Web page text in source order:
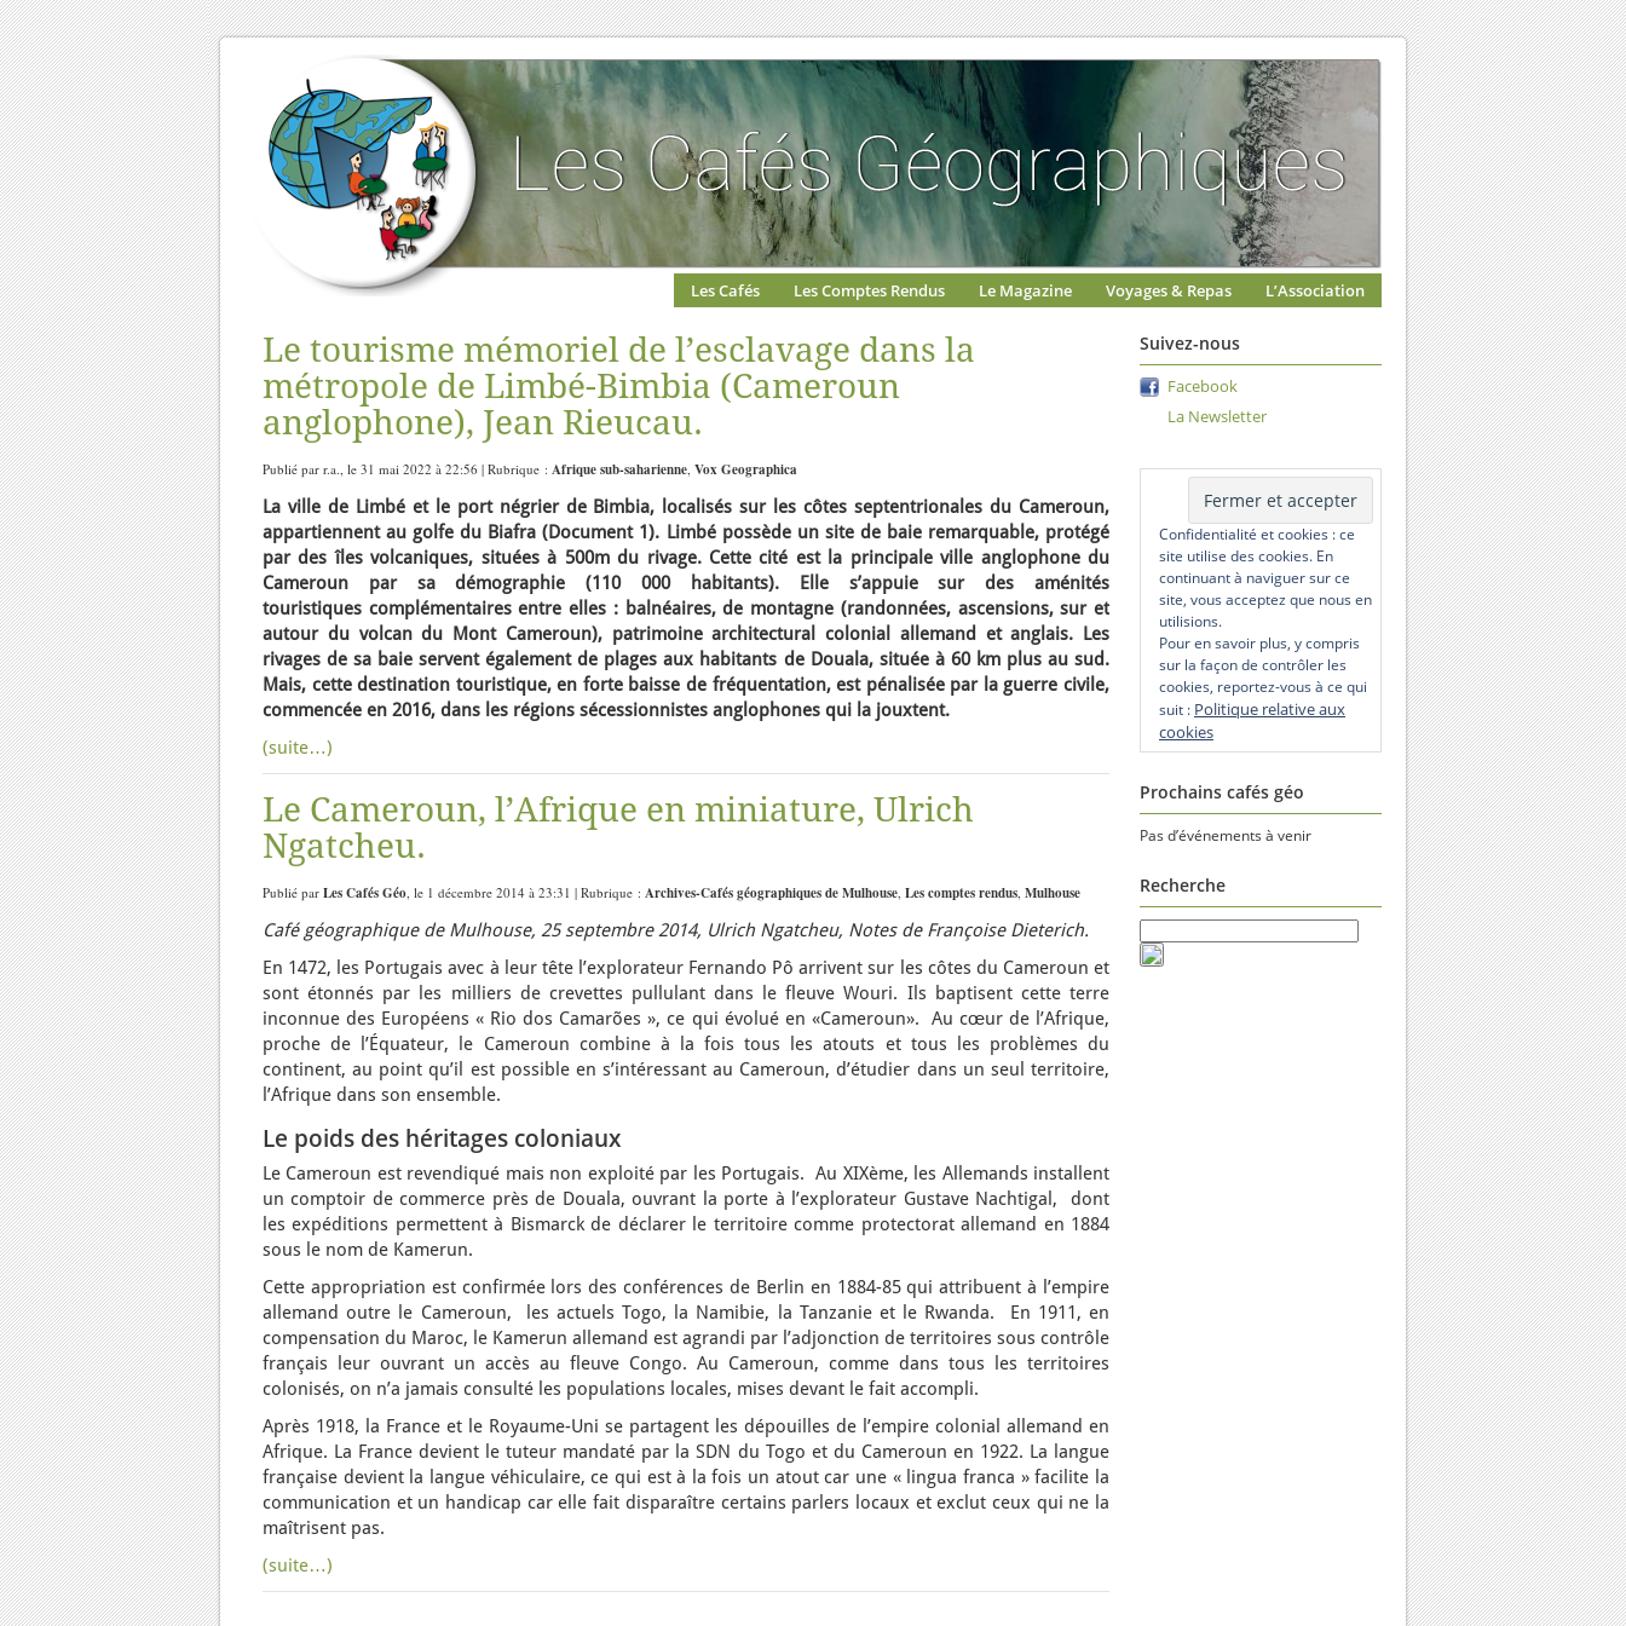
Les Cafés Les Comptes Rendus Le Magazine Voyages & Repas L’Association
Le tourisme mémoriel de l’esclavage dans la
métropole de Limbé-Bimbia (Cameroun
anglophone), Jean Rieucau.
Publié par r.a., le 31 mai 2022 à 22:56 | Rubrique : Afrique sub-saharienne, Vox Geographica
La ville de Limbé et le port négrier de Bimbia, localisés sur les côtes septentrionales du Cameroun,
appartiennent au golfe du Biafra (Document 1). Limbé possède un site de baie remarquable, protégé
par des îles volcaniques, situées à 500m du rivage. Cette cité est la principale ville anglophone du
Cameroun par sa démographie (110 000 habitants). Elle s’appuie sur des aménités
touristiques complémentaires entre elles : balnéaires, de montagne (randonnées, ascensions, sur et
autour du volcan du Mont Cameroun), patrimoine architectural colonial allemand et anglais. Les
rivages de sa baie servent également de plages aux habitants de Douala, située à 60 km plus au sud.
Mais, cette destination touristique, en forte baisse de fréquentation, est pénalisée par la guerre civile,
commencée en 2016, dans les régions sécessionnistes anglophones qui la jouxtent.
(suite…)
Le Cameroun, l’Afrique en miniature, Ulrich
Ngatcheu.
Publié par Les Cafés Géo, le 1 décembre 2014 à 23:31 | Rubrique : Archives-Cafés géographiques de Mulhouse, Les comptes rendus, Mulhouse
Café géographique de Mulhouse, 25 septembre 2014, Ulrich Ngatcheu, Notes de Françoise Dieterich.
En 1472, les Portugais avec à leur tête l’explorateur Fernando Pô arrivent sur les côtes du Cameroun et
sont étonnés par les milliers de crevettes pullulant dans le fleuve Wouri. Ils baptisent cette terre
inconnue des Européens « Rio dos Camarões », ce qui évolué en «Cameroun». Au cœur de l’Afrique,
proche de l’Équateur, le Cameroun combine à la fois tous les atouts et tous les problèmes du
continent, au point qu’il est possible en s’intéressant au Cameroun, d’étudier dans un seul territoire,
l’Afrique dans son ensemble.
Le poids des héritages coloniaux
Le Cameroun est revendiqué mais non exploité par les Portugais. Au XIXème, les Allemands installent
un comptoir de commerce près de Douala, ouvrant la porte à l’explorateur Gustave Nachtigal, dont
les expéditions permettent à Bismarck de déclarer le territoire comme protectorat allemand en 1884
sous le nom de Kamerun.
Cette appropriation est confirmée lors des conférences de Berlin en 1884-85 qui attribuent à l’empire
allemand outre le Cameroun, les actuels Togo, la Namibie, la Tanzanie et le Rwanda. En 1911, en
compensation du Maroc, le Kamerun allemand est agrandi par l’adjonction de territoires sous contrôle
français leur ouvrant un accès au fleuve Congo. Au Cameroun, comme dans tous les territoires
colonisés, on n’a jamais consulté les populations locales, mises devant le fait accompli.
Après 1918, la France et le Royaume-Uni se partagent les dépouilles de l’empire colonial allemand en
Afrique. La France devient le tuteur mandaté par la SDN du Togo et du Cameroun en 1922. La langue
française devient la langue véhiculaire, ce qui est à la fois un atout car une « lingua franca » facilite la
communication et un handicap car elle fait disparaître certains parlers locaux et exclut ceux qui ne la
maîtrisent pas.
(suite…)
Suivez-nous
Facebook
La Newsletter
Confidentialité et cookies : ce
site utilise des cookies. En
continuant à naviguer sur ce
site, vous acceptez que nous en
utilisions.
Pour en savoir plus, y compris
sur la façon de contrôler les
cookies, reportez-vous à ce qui
suit : Politique relative aux
cookies
Prochains cafés géo
Pas d’événements à venir
Recherche